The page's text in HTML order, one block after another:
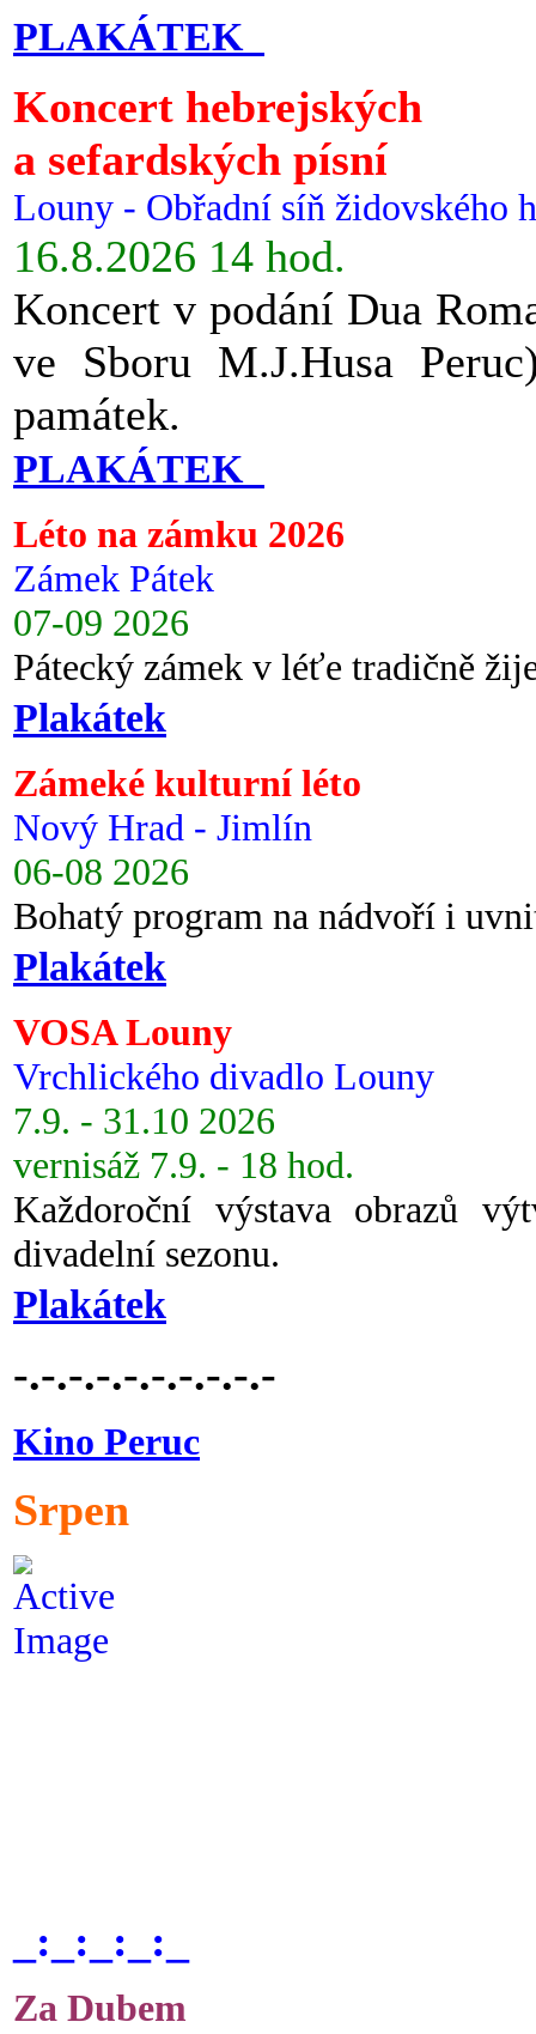
PLAKÁTEK
Koncert hebrejských
a sefardských písní
Louny - Obřadní síň židovského
16.8.2026 14 hod.
Koncert v podání Dua
ve Sboru M.J.Husa
památek.
PLAKÁTEK
Léto na zámku 2026
Zámek Pátek
07-09 2026
Pátecký zámek v léťe tradičně
Plakátek
Zámeké kulturní léto
Nový Hrad - Jimlín
06-08 2026
Bohatý program na nádvoří i
Plakátek
VOSA Louny
Vrchlického divadlo Louny
7.9. - 31.10 2026
vernisáž 7.9. - 18 hod.
Každoroční výstava obrazů
divadelní sezonu.
Plakátek
-.-.-.-.-.-.-.-.-.-
Kino Peruc
Srpen
_:_:_:_:_
Za Dubem